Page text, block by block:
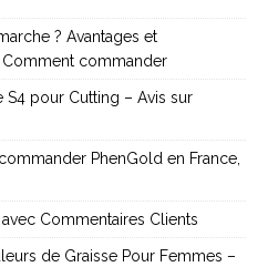
? Avantages et
commander
S4 pour Cutting – Avis sur
PhenGold en France,
Commentaires Clients
de Graisse Pour Femmes –